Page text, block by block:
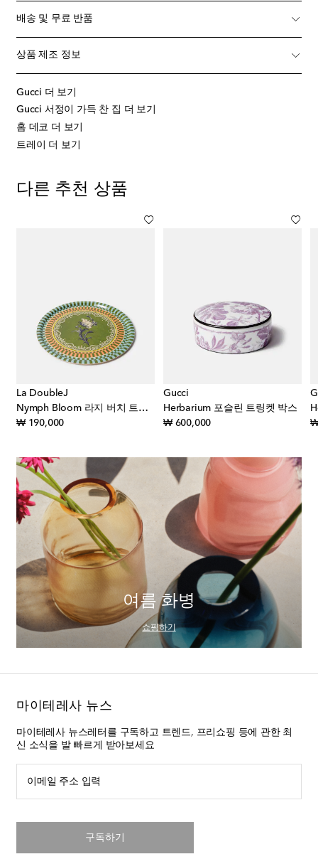
배송 및 무료 반품
상품 제조 정보
Gucci 더 보기
Gucci 서정이 가득 찬 집 더 보기
홈 데코 더 보기
트레이 더 보기
다른 추천 상품
La DoubleJ
Nymph Bloom 라지 버치 트레이
₩ 190,000original price
Gucci
Herbarium 포슬린 트링켓 박스
₩ 600,000original price ₩
여름 화병
쇼핑하기
마이테레사 뉴스
마이테레사 뉴스레터를 구독하고 트렌드, 프리쇼핑 등에 관한 최
신 소식을 발 빠르게 받아보세요
이메일 주소 입력
구독하기